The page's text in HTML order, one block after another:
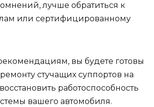
лучше обратиться к
или сертифицированному
вы будете готовы
стучащих суппортов на
работоспособность
вашего автомобиля.